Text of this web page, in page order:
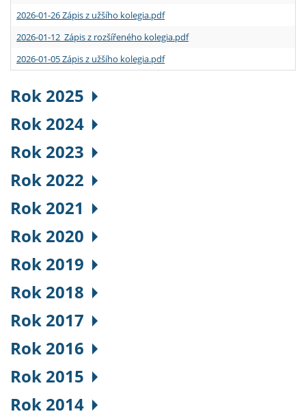
2026-01-26 Zápis z užšího kolegia.pdf
2026-01-12 Zápis z rozšířeného kolegia.pdf
2026-01-05 Zápis z užšího kolegia.pdf
Rok 2025
Rok 2024
Rok 2023
Rok 2022
Rok 2021
Rok 2020
Rok 2019
Rok 2018
Rok 2017
Rok 2016
Rok 2015
Rok 2014